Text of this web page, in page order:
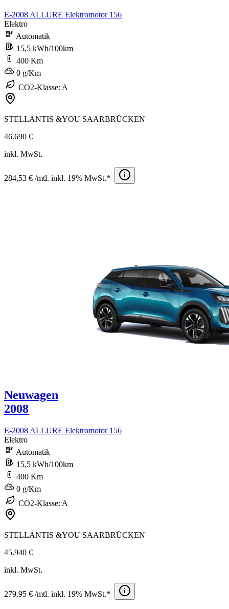
E-2008 ALLURE Elektromotor 156
Elektro
Automatik
15,5 kWh/100km
400 Km
0 g/Km
CO2-Klasse: A
STELLANTIS &YOU SAARBRÜCKEN
46.690 €
inkl. MwSt.
284,53 € /mtl. inkl. 19% MwSt.*
Neuwagen
2008
E-2008 ALLURE Elektromotor 156
Elektro
Automatik
15,5 kWh/100km
400 Km
0 g/Km
CO2-Klasse: A
STELLANTIS &YOU SAARBRÜCKEN
45.940 €
inkl. MwSt.
279,95 € /mtl. inkl. 19% MwSt.*